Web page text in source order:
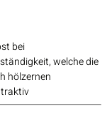
bei
welche die
hölzernen